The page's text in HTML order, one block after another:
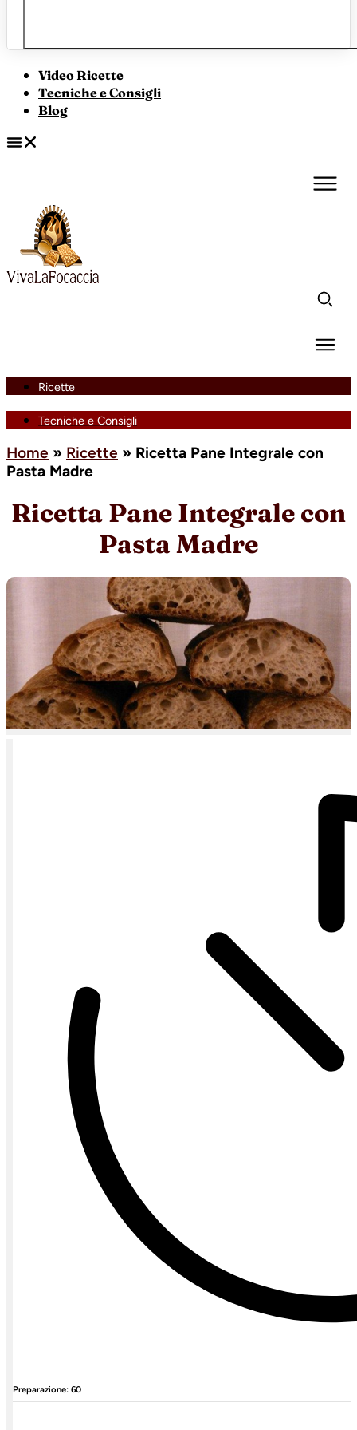
Video Ricette
Tecniche e Consigli
Blog
Ricette
Tecniche e Consigli
Home » Ricette » Ricetta Pane Integrale con
Pasta Madre
Ricetta Pane Integrale con
Pasta Madre
Preparazione: 60